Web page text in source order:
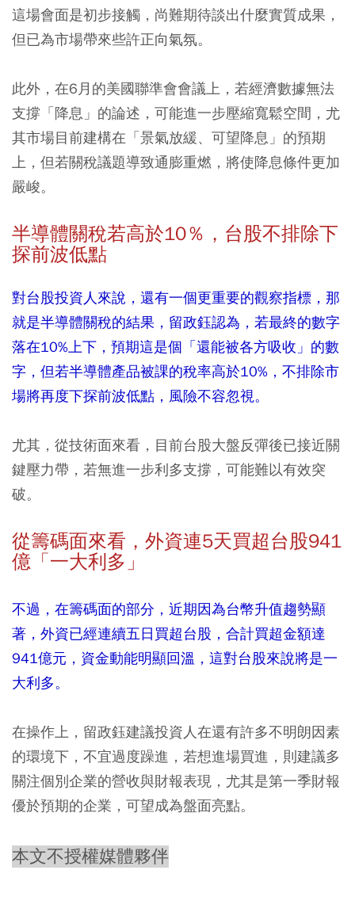
這場會面是初步接觸，尚難期待談出什麼實質成果，
但已為市場帶來些許正向氣氛。
此外，在6月的美國聯準會會議上，若經濟數據無法
支撐「降息」的論述，可能進一步壓縮寬鬆空間，尤
其市場目前建構在「景氣放緩、可望降息」的預期
上，但若關稅議題導致通膨重燃，將使降息條件更加
嚴峻。
半導體關稅若高於10％，台股不排除下
探前波低點
對台股投資人來說，還有一個更重要的觀察指標，那
就是半導體關稅的結果，留政鈺認為，若最終的數字
落在10%上下，預期這是個「還能被各方吸收」的數
字，但若半導體產品被課的稅率高於10%，不排除市
場將再度下探前波低點，風險不容忽視。
尤其，從技術面來看，目前台股大盤反彈後已接近關
鍵壓力帶，若無進一步利多支撐，可能難以有效突
破。
從籌碼面來看，外資連5天買超台股941
億「一大利多」
不過，在籌碼面的部分，近期因為台幣升值趨勢顯
著，外資已經連續五日買超台股，合計買超金額達
941億元，資金動能明顯回溫，這對台股來說將是一
大利多。
在操作上，留政鈺建議投資人在還有許多不明朗因素
的環境下，不宜過度躁進，若想進場買進，則建議多
關注個別企業的營收與財報表現，尤其是第一季財報
優於預期的企業，可望成為盤面亮點。
本文不授權媒體夥伴